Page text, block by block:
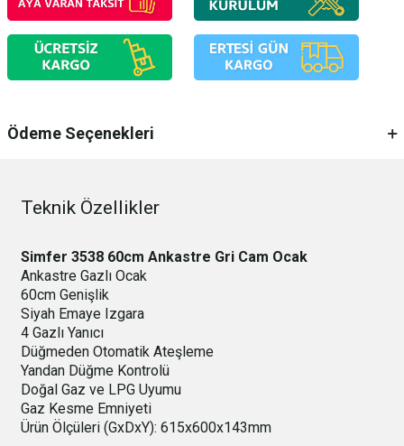
Ödeme Seçenekleri
Teknik Özellikler
Simfer 3538 60cm Ankastre Gri Cam Ocak
Ankastre Gazlı Ocak
60cm Genişlik
Siyah Emaye Izgara
4 Gazlı Yanıcı
Düğmeden Otomatik Ateşleme
Yandan Düğme Kontrolü
Doğal Gaz ve LPG Uyumu
Gaz Kesme Emniyeti
Ürün Ölçüleri (GxDxY): 615x600x143mm